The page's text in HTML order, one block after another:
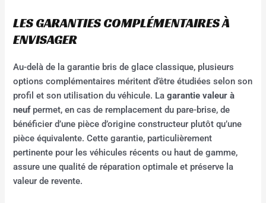
LES GARANTIES COMPLÉMENTAIRES À
ENVISAGER
Au-delà de la garantie bris de glace classique, plusieurs
options complémentaires méritent d’être étudiées selon son
profil et son utilisation du véhicule. Lagarantie valeur à
neufpermet, en cas de remplacement du pare-brise, de
bénéficier d’une pièce d’origine constructeur plutôt qu’une
pièce équivalente. Cette garantie, particulièrement
pertinente pour les véhicules récents ou haut de gamme,
assure une qualité de réparation optimale et préserve la
valeur de revente.